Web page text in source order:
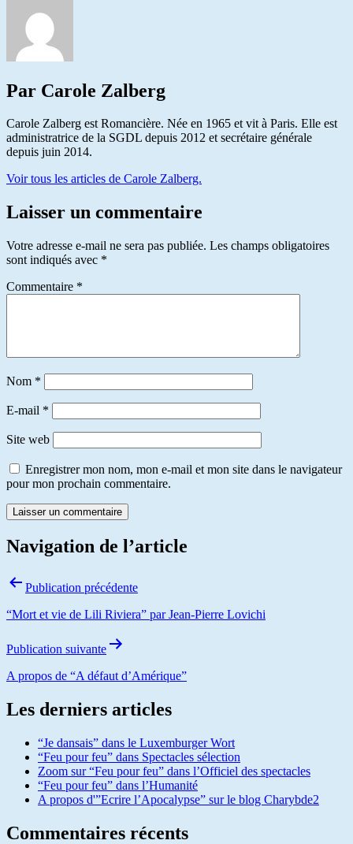
Par Carole Zalberg
Carole Zalberg est Romancière. Née en 1965 et vit à Paris. Elle est
administratrice de la SGDL depuis 2012 et secrétaire générale
depuis juin 2014.
Voir tous les articles de Carole Zalberg.
Laisser un commentaire
Votre adresse e-mail ne sera pas publiée. Les champs obligatoires
sont indiqués avec *
Commentaire *
Nom *
E-mail *
Site web
Enregistrer mon nom, mon e-mail et mon site dans le navigateur
pour mon prochain commentaire.
Navigation de l’article
Publication précédente
“Mort et vie de Lili Riviera” par Jean-Pierre Lovichi
Publication suivante
A propos de “A défaut d’Amérique”
Les derniers articles
“Je dansais” dans le Luxemburger Wort
“Feu pour feu” dans Spectacles sélection
Zoom sur “Feu pour feu” dans l’Officiel des spectacles
“Feu pour feu” dans l’Humanité
A propos d'”Ecrire l’Apocalypse” sur le blog Charybde2
Commentaires récents